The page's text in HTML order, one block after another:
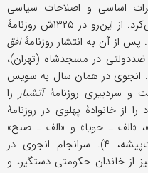
اساسی و اصلاحات سیاسی
در ۱۳۲۵ش روزنامۀ
افق
ضددولتی در مسجدشاه (تهران)،
انجوی در همان سال به سویس
آتشبار را
از خانوادۀ پهلوی در روزنامۀ
«الف ـ جویا» و «الف ـ صبح»
منتشر می‌ساخت (افشار، ۱۸؛ صداقت‌پیشه، ۴). سرانجام انجوی در
از خاندان حکومتی دستگیر، و